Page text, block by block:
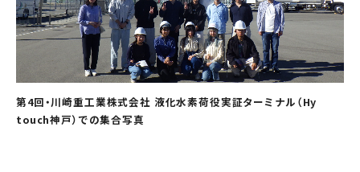
第4回・川崎重工業株式会社 液化水素荷役実証ターミナル（Hy
touch神戸）での集合写真